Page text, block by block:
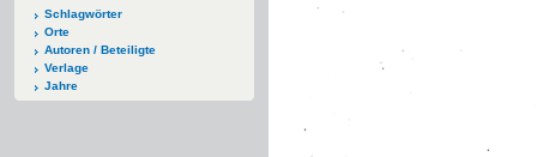
Schlagwörter
Orte
Autoren / Beteiligte
Verlage
Jahre